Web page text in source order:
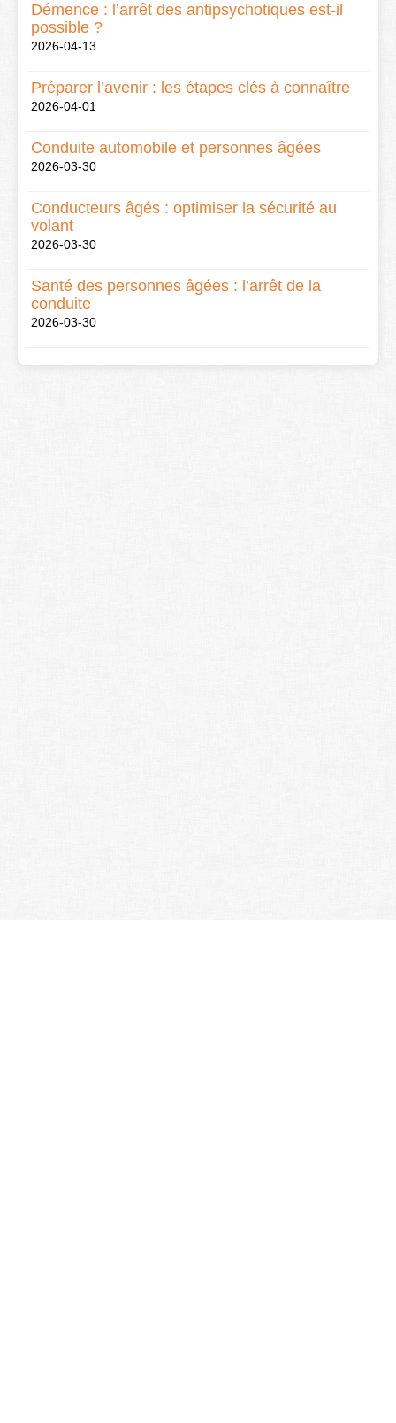
Démence : l’arrêt des antipsychotiques est-il
possible ?
2026-04-13
Préparer l’avenir : les étapes clés à connaître
2026-04-01
Conduite automobile et personnes âgées
2026-03-30
Conducteurs âgés : optimiser la sécurité au
volant
2026-03-30
Santé des personnes âgées : l’arrêt de la
conduite
2026-03-30